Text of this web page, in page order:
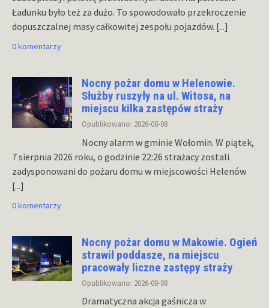
Ładunku było też za dużo. To spowodowało przekroczenie
dopuszczalnej masy całkowitej zespołu pojazdów. [...]
0 komentarzy
Nocny pożar domu w Helenowie.
Służby ruszyły na ul. Witosa, na
miejscu kilka zastępów straży
Opublikowano: 2026-08-08
Nocny alarm w gminie Wołomin. W piątek,
7 sierpnia 2026 roku, o godzinie 22:26 strażacy zostali
zadysponowani do pożaru domu w miejscowości Helenów
[...]
0 komentarzy
Nocny pożar domu w Makowie. Ogień
strawił poddasze, na miejscu
pracowały liczne zastępy straży
Opublikowano: 2026-08-08
Dramatyczna akcja gaśnicza w